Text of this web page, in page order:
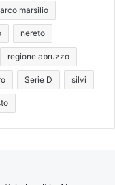
marsilio
nereto
regione abruzzo
Serie D silvi